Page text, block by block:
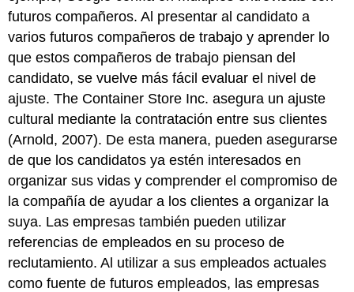
futuros compañeros. Al presentar al candidato a
varios futuros compañeros de trabajo y aprender lo
que estos compañeros de trabajo piensan del
candidato, se vuelve más fácil evaluar el nivel de
ajuste. The Container Store Inc. asegura un ajuste
cultural mediante la contratación entre sus clientes
(Arnold, 2007). De esta manera, pueden asegurarse
de que los candidatos ya estén interesados en
organizar sus vidas y comprender el compromiso de
la compañía de ayudar a los clientes a organizar la
suya. Las empresas también pueden utilizar
referencias de empleados en su proceso de
reclutamiento. Al utilizar a sus empleados actuales
como fuente de futuros empleados, las empresas